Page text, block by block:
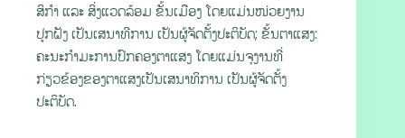
ສິກໍາ ແລະ ສິ່ງແວດລ້ອມ ຂັ້ນເມືອງ ໂດຍແມ່ນໜ່ວຍງານ
ປູກຝັງ ເປັນເສນາທີການ ເປັນຜູ້ຈັດຕັ້ງປະຕິບັດ; ຂັ້ນຕາແສງ:
ຄະນະກໍາມະການປົກຄອງຕາແສງ ໂດຍແມ່ນຈຸງານທີ່
ກ່ຽວຂ້ອງຂອງຕາແສງເປັນເສນາທິການ ເປັນຜູ້ຈັດຕັ້ງ
ປະຕິບັດ.